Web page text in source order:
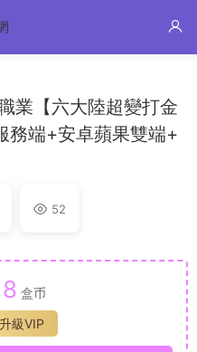
業【六大陸超變打金
務端+安卓蘋果雙端+
52
8 盒币
升級VIP